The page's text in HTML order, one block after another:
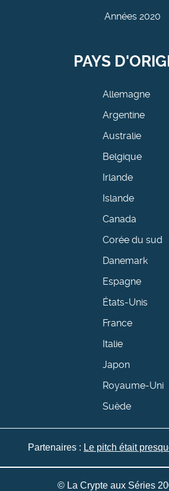
Années 2020
PAYS
Allemagne
Argentine
Australie
Belgique
Irlande
Islande
Canada
Corée du sud
Danemark
Espagne
États-Unis
France
Italie
Japon
Royaume-Uni
Suède
Partenaires : Le pitch était
© La Crypte aux Séries